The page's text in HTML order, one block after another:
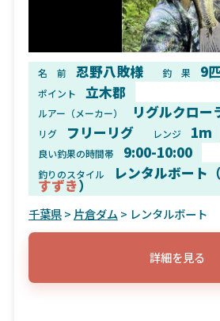
名 前 忍野八敗様 釣 果 9
ポイント 立木郡
ルアー（メーカー） リグルクロー
リグ フリーリグ レンジ 1m
良い釣果の時間帯 9:00-10:00
釣りのスタイル レンタルボート（
すずき）
千葉県> 片倉ダム > レンタルボート
詳細を見る